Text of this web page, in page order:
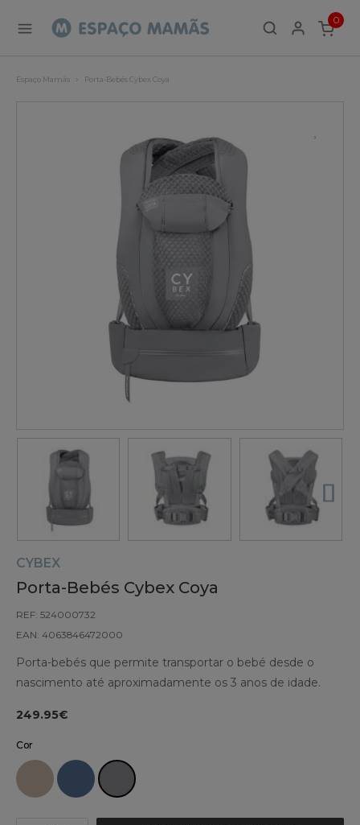
0
ITEMS
Espaço Mamãs Porta-Bebés Cybex Coya
CYBEX
Porta-Bebés Cybex Coya
REF: 524000732
EAN: 4063846472000
Porta-bebés que permite transportar o bebé desde o
nascimento até aproximadamente os 3 anos de idade.
249.95€
Cor